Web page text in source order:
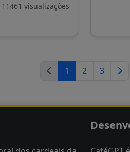
11461 visualizações
1 2 3